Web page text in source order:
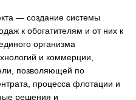
— создание системы
к обогатителям и от них к
организма
и коммерции,
позволяющей по
процесса флотации и
решения и